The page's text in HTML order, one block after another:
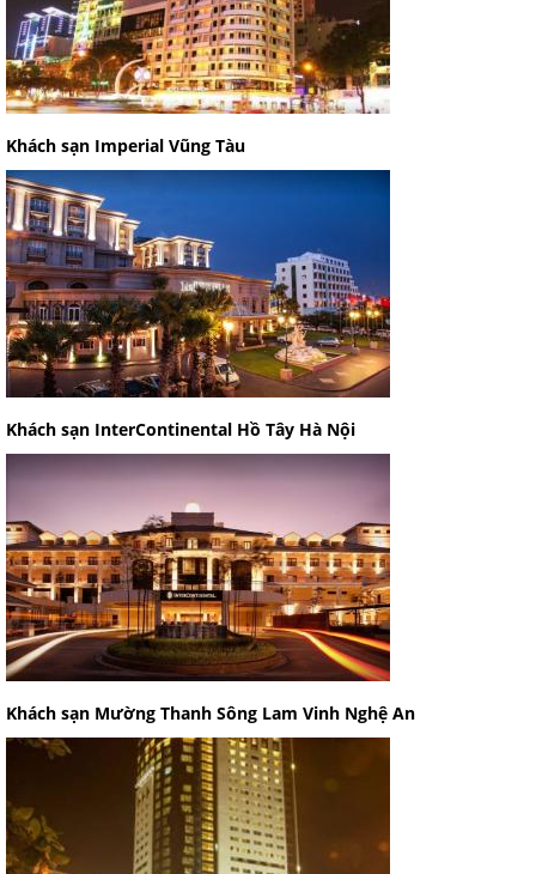
Khách sạn Imperial Vũng Tàu
Khách sạn InterContinental Hồ Tây Hà Nội
Khách sạn Mường Thanh Sông Lam Vinh Nghệ An